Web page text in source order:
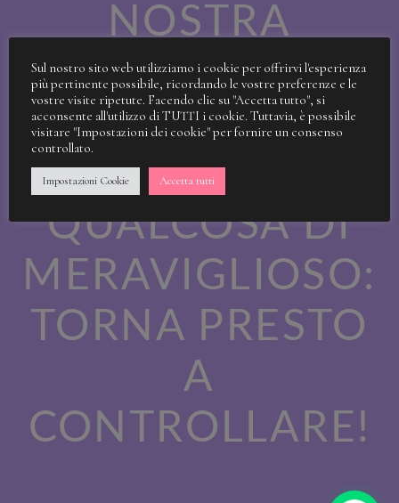
NOSTRA
SPORCIZIA!
STIAMO
LAVORANDO A
QUALCOSA DI
MERAVIGLIOSO:
TORNA PRESTO
A
CONTROLLARE!
Sul nostro sito web utilizziamo i cookie per offrirvi l'esperienza
più pertinente possibile, ricordando le vostre preferenze e le
vostre visite ripetute. Facendo clic su "Accetta tutto", si
acconsente all'utilizzo di TUTTI i cookie. Tuttavia, è possibile
visitare "Impostazioni dei cookie" per fornire un consenso
controllato.
Impostazioni Cookie Accetta tutti